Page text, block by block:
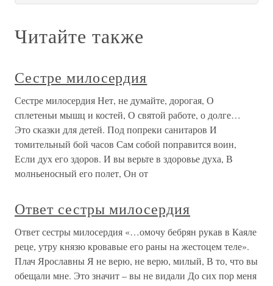
Читайте также
Сестре милосердия
Сестре милосердия Нет, не думайте, дорогая, О
сплетеньи мышц и костей, О святой работе, о долге…
Это сказки для детей. Под попреки санитаров И
томительный бой часов Сам собой поправится воин,
Если дух его здоров. И вы верьте в здоровье духа, В
молньеносный его полет, Он от
Ответ сестры милосердия
Ответ сестры милосердия «…омочу бебрян рукав в Каяле
реце, утру князю кровавые его раны на жестоцем теле».
Плач Ярославны Я не верю, не верю, милый, В то, что вы
обещали мне. Это значит – вы не видали До сих пор меня